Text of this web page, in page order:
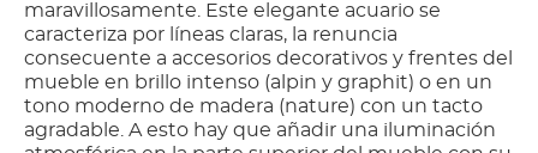
maravillosamente. Este elegante acuario se
caracteriza por líneas claras, la renuncia
consecuente a accesorios decorativos y frentes del
mueble en brillo intenso (alpin y graphit) o en un
tono moderno de madera (nature) con un tacto
agradable. A esto hay que añadir una iluminación